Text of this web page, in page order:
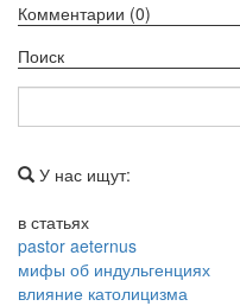
Комментарии (0)
Поиск
У нас ищут:
в статьях
pastor aeternus
мифы об индульгенциях
влияние католицизма